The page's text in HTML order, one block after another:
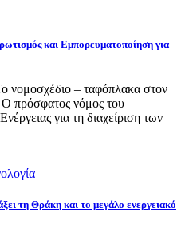
και Εμπορευματοποίηση για
νομοσχέδιο – ταφόπλακα στον
Ο πρόσφατος νόμος του
για τη διαχείριση των
τη Θράκη και το μεγάλο ενεργειακό